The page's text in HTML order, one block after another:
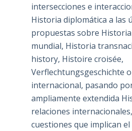
intersecciones e
Historia diplomática a las
propuestas sobre
mundial, Historia
history, Histoire croisée,
Verflechtungsgeschichte
internacional, pasando
ampliamente extendida
relaciones
cuestiones que implican el